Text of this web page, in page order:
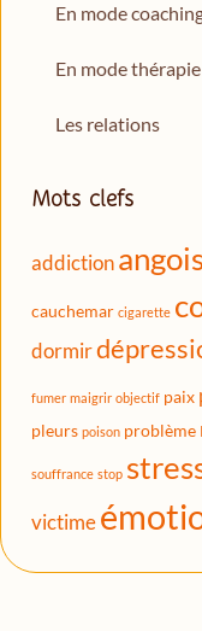
En mode
En mode thérapie
Les relations
Mots clefs
addiction
cauchemar cigarette
dormir
fumer maigrir objectif paix
pleurs poison problème
souffrance stop
victime